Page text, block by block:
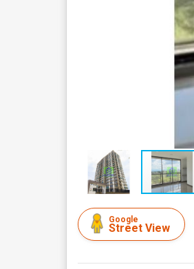
Google
Street View